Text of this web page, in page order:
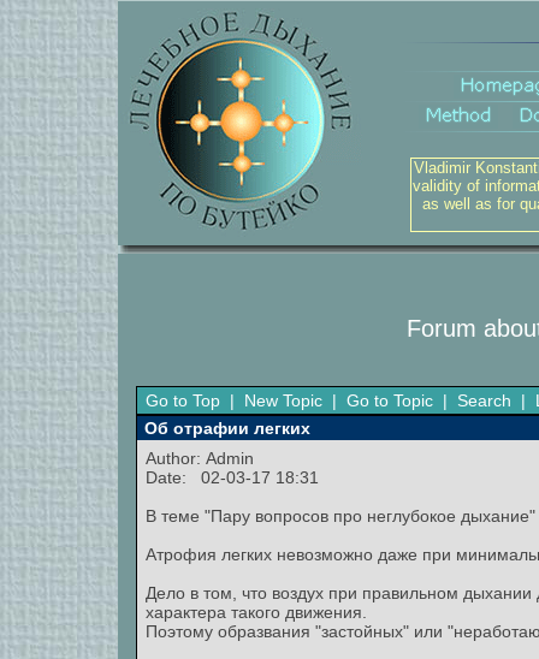
Vladimir
validity of
as well as for
Forum
Go to Top | New Topic | Go to Topic | Search |
Об отрафии легких
Author: Admin
Date: 02-03-17 18:31
В теме "Пару вопросов про неглубокое
Атрофия легких невозможно даже при
Дело в том, что воздух при правильном дыхании
характера такого движения.
Поэтому образвания "застойных" или